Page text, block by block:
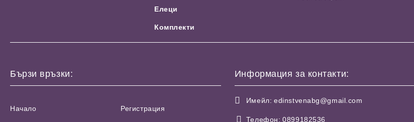
Елеци
Комплекти
Бързи връзки:
Начало Регистрация
Информация за контакти:
Имейл: edinstvenabg@gmail.com
Телефон: 0899182536